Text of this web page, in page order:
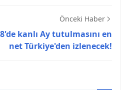
Önceki Haber
kanlı Ay tutulmasını en
net Türkiye'den izlenecek!